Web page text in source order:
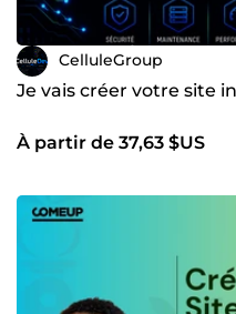
CelluleGroup
Je vais créer votre site
À partir de 37,63 $US